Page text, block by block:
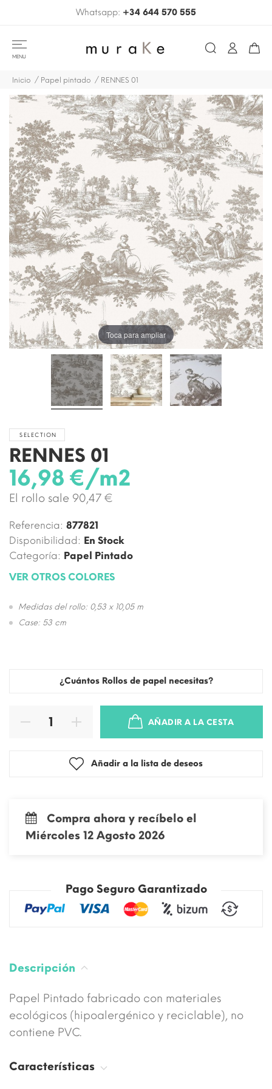
Whatsapp: +34 644 570 555
MENU
Inicio Papel pintado RENNES 01
Toca para ampliar
SELECTION
RENNES 01
16,98 €/m2
El rollo sale 90,47 €
Referencia: 877821
Disponibilidad: En Stock
Categoría: Papel Pintado
VER OTROS COLORES
Medidas del rollo: 0,53 x 10,05 m
Case: 53 cm
¿Cuántos Rollos de papel necesitas?
AÑADIR A LA CESTA
Añadir a la lista de deseos
Compra ahora y recíbelo el
Miércoles 12 Agosto 2026
Pago Seguro Garantizado
Descripción
Papel Pintado fabricado con materiales
ecológicos (hipoalergénico y reciclable), no
contiene PVC.
Características